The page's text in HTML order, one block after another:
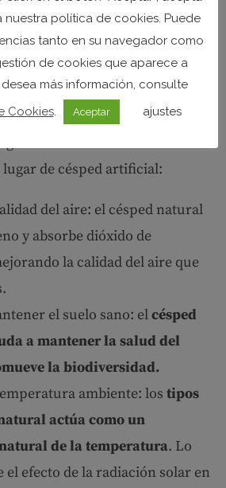
de césped artificial:
del aire: el césped natural
y absorbe dióxido de
la calidad del aire que
el suelo sano: elcésped
a mantener la salud del
la biodiversidad.
ambiente: los tipos
actúa como un
de la temperatura. Lo
el efecto de la radiación solar en
nuestra política de cookies. Puede
tanto en su navegador como
de cookies que aparece a
más información, consulte
Cookies. Aceptar ajustes